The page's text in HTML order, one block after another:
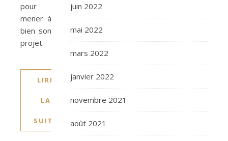
pour
mener à
bien son
projet.
LIRE
LA
SUITE
juin 2022
mai 2022
mars 2022
janvier 2022
novembre 2021
août 2021